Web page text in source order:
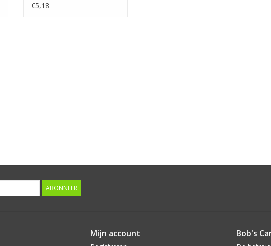
€5,18
ABONNEER
Mijn account Bob's